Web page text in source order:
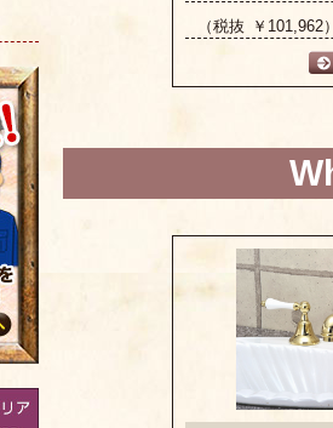
（税抜 ￥101,962